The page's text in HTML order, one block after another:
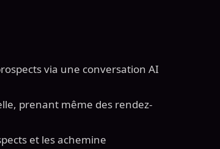
via une conversation AI
prenant même des rendez-
et les achemine